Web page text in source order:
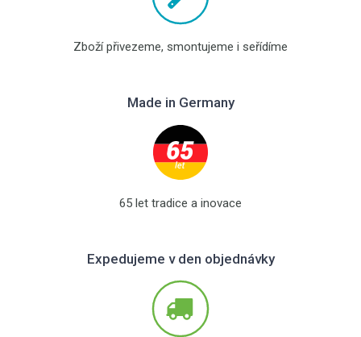
Zboží přivezeme, smontujeme i seřídíme
Made in Germany
65 let tradice a inovace
Expedujeme v den objednávky